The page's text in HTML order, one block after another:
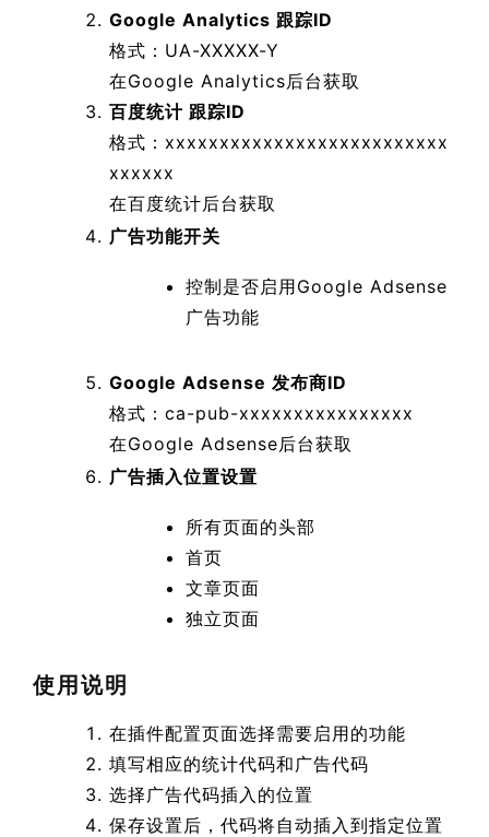
Google Analytics 跟踪ID
格式：UA-XXXXX-Y
在Google Analytics后台获取
百度统计 跟踪ID
格式：xxxxxxxxxxxxxxxxxxxxxxxxxx
xxxxxx
在百度统计后台获取
广告功能开关
控制是否启用Google Adsense
广告功能
Google Adsense 发布商ID
格式：ca-pub-xxxxxxxxxxxxxxxx
在Google Adsense后台获取
广告插入位置设置
所有页面的头部
首页
文章页面
独立页面
使用说明
在插件配置页面选择需要启用的功能
填写相应的统计代码和广告代码
选择广告代码插入的位置
保存设置后，代码将自动插入到指定位置